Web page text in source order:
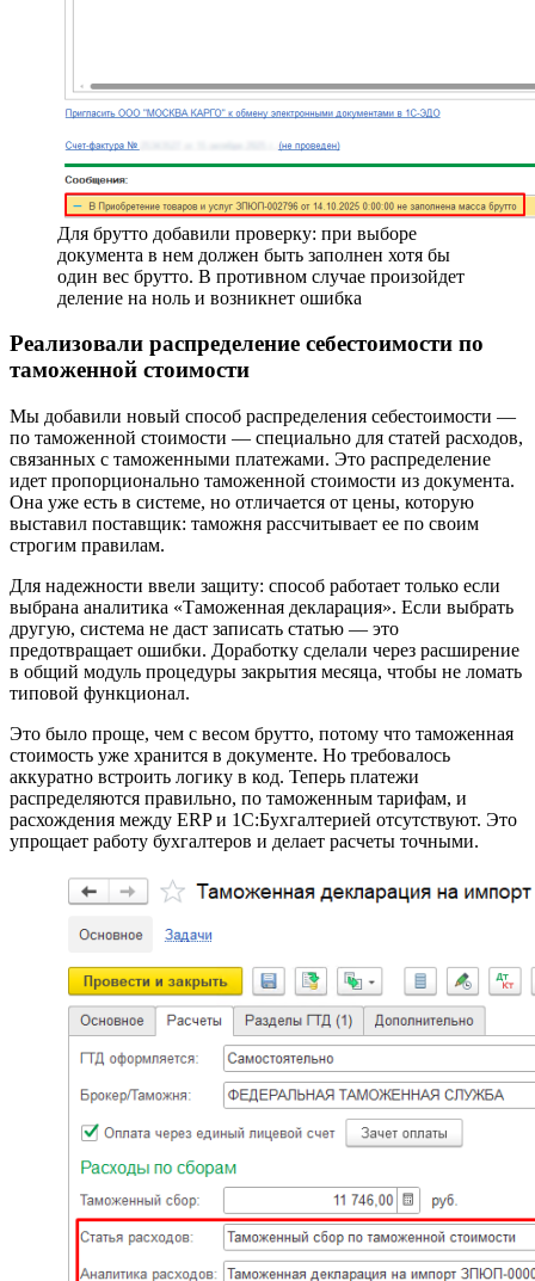
Для брутто добавили проверку: при выборе
документа в нем должен быть заполнен хотя бы
один вес брутто. В противном случае произойдет
деление на ноль и возникнет ошибка
Реализовали распределение себестоимости по
таможенной стоимости
Мы добавили новый способ распределения себестоимости —
по таможенной стоимости — специально для статей расходов,
связанных с таможенными платежами. Это распределение
идет пропорционально таможенной стоимости из документа.
Она уже есть в системе, но отличается от цены, которую
выставил поставщик: таможня рассчитывает ее по своим
строгим правилам.
Для надежности ввели защиту: способ работает только если
выбрана аналитика «Таможенная декларация». Если выбрать
другую, система не даст записать статью — это
предотвращает ошибки. Доработку сделали через расширение
в общий модуль процедуры закрытия месяца, чтобы не ломать
типовой функционал.
Это было проще, чем с весом брутто, потому что таможенная
стоимость уже хранится в документе. Но требовалось
аккуратно встроить логику в код. Теперь платежи
распределяются правильно, по таможенным тарифам, и
расхождения между ERP и 1С:Бухгалтерией отсутствуют. Это
упрощает работу бухгалтеров и делает расчеты точными.